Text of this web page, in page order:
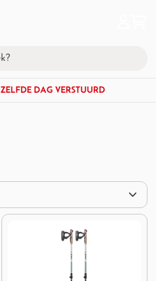
VERSTUURD